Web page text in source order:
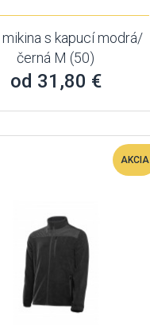
mikina s kapucí modrá/
černá M (50)
od 31,80 €
AKCIA